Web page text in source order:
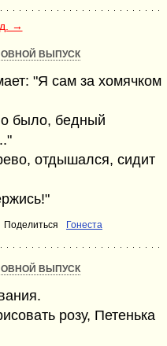
→
ВЫПУСК
"Я сам за хомячком
было, бедный
отдышался, сидит
Поделиться Гонеста
ВЫПУСК
розу, Петенька